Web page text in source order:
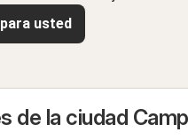
usted
de la ciudad